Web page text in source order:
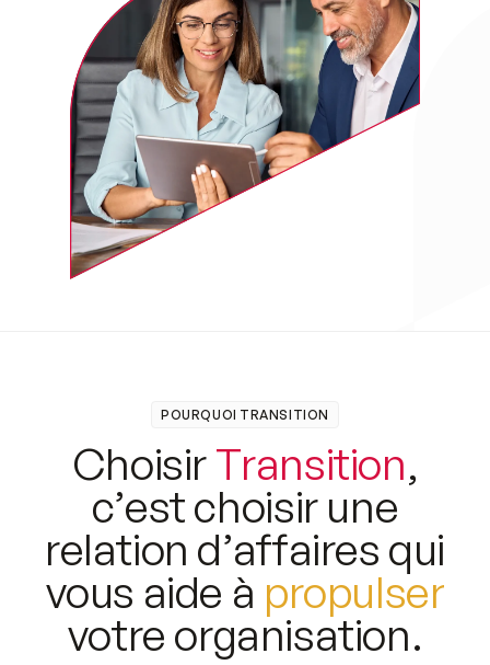
POURQUOI TRANSITION
ChoisirTransition,
c’estchoisir une
relation d’affaires qui
vous aide à propulser
votre organisation.